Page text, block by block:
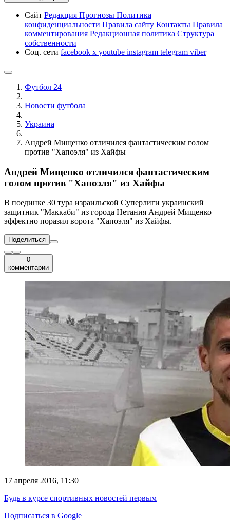
Сайт Редакция Прогнозы Политика
конфиденциальности Правила сайту Контакты Правила
комментирования Редакционная политика Структура
собственности
Соц. сети facebook x youtube instagram telegram viber
Футбол 24
Новости футбола
Украина
Андрей Мищенко отличился фантастическим голом
против "Хапоэля" из Хайфы
Андрей Мищенко отличился фантастическим
голом против "Хапоэля" из Хайфы
В поединке 30 тура израильской Суперлиги украинский
защитник "Маккаби" из города Нетания Андрей Мищенко
эффектно поразил ворота "Хапоэля" из Хайфы.
Поделиться
0
комментарии
17 апреля 2016, 11:30
Будь в курсе спортивных новостей первым
Подписаться в Google